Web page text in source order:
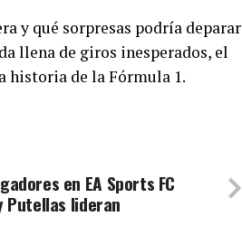
y qué sorpresas podría deparar
llena de giros inesperados, el
historia de la Fórmula 1.
en EA Sports FC
Putellas lideran